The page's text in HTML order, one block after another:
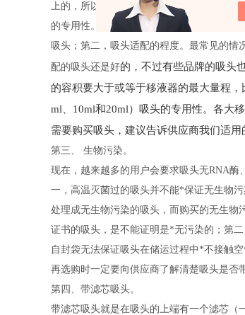
上的，所以莱贝再次提醒我们用户在选购吸
的专用性。有些品牌的某些系列的移液器只
吸头；第二，吸头适配的程度。最常见的情
配的吸头还是好的，不过有些品牌的吸头
的容积要大于或等于移液器的最大量程
ml、10ml和20ml）吸头的专用性。各大
需要购买吸头，建议告诉供应商我们适
第三、 生物污染。
现在，越来越多的用户会要求吸头无RNA
一，高温灭菌过的吸头并不能*保证无生物
处理成无生物污染的吸头，而购买的无生物
证书的吸头，是不能证明是*无污染的；第
自封袋无法保证吸头在储运过程中*不接触
再选购时一定要向供应商了解清楚吸头是否
第四、带滤芯吸头。
带滤芯吸头就是在吸头的上端有一个滤芯（